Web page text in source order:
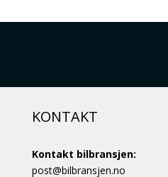
KONTAKT
Kontakt bilbransjen:
post@bilbransjen.no